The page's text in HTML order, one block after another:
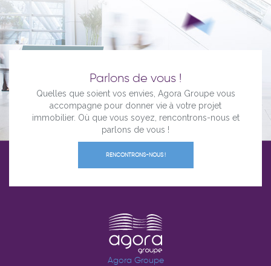
Parlons de vous !
Quelles que soient vos envies, Agora Groupe vous
accompagne pour donner vie à votre projet
immobilier. Où que vous soyez, rencontrons-nous et
parlons de vous !
RENCONTRONS-NOUS !
Agora Groupe